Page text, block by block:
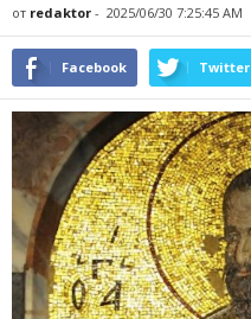
от redaktor - 2025/06/30 7:25:45 AM
Facebook Twitter